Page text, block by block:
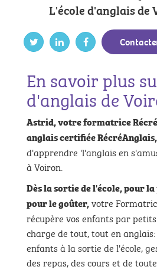
L'école d'anglais de
En savoir plus
d'anglais de
Astrid, votre formatrice
anglais certifiée RécréAnglais,
d'apprendre 'l'anglais en
à Voiron.
Dès la sortie de l'école, pour
pour le goûter,votre
récupère vos enfants par
charge de tout, tout en
enfants à la sortie de l'école,
des repas, des cours et de